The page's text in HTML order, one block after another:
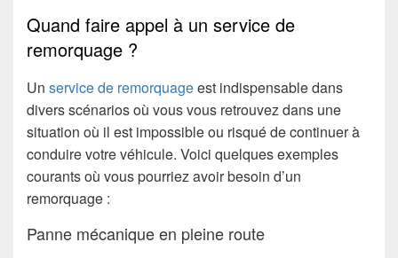
Quand faire appel à un service de
remorquage ?
Un service de remorquageest indispensable dans
divers scénarios où vous vous retrouvez dans une
situation où il est impossible ou risqué de continuer à
conduire votre véhicule. Voici quelques exemples
courants où vous pourriez avoir besoin d’un
remorquage :
Panne mécanique en pleine route